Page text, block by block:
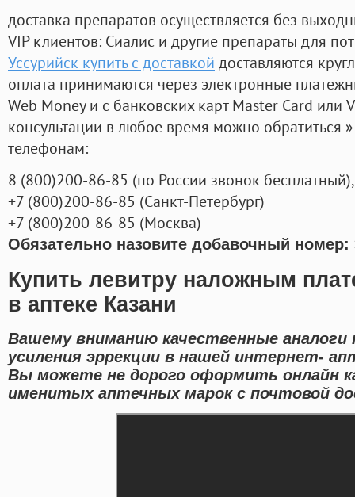
доставка препаратов осуществляется без
VIP клиентов: Сиалис и другие препараты для
Уссурийск купить с доставкой доставляются
оплата принимаются через электронные
Web Money и с банковских карт Master Card или
консультации в любое время можно обратиться
телефонам:
8 (800)200-86-85 (по России звонок бесплатный),
+7 (800)200-86-85 (Санкт-Петербург)
+7 (800)200-86-85 (Москва)
Обязательно назовите добавочный номер:
Купить левитру наложным
в аптеке Казани
Вашему вниманию качественные аналоги
усиления эррекции в нашей интернет-
Вы можете не дорого оформить онлайн
именитых аптечных марок с почтовой